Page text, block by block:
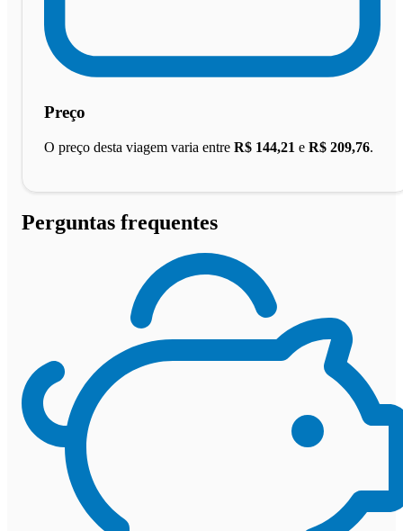
Preço
O preço desta viagem varia entre R$ 144,21 e R$ 209,76.
Perguntas frequentes